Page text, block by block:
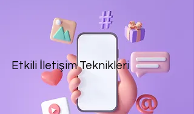
Etkili İletişim Teknikleri